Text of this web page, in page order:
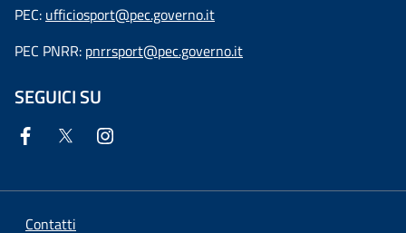
PEC: ufficiosport@pec.governo.it
PEC PNRR: pnrrsport@pec.governo.it
SEGUICI SU
Contatti